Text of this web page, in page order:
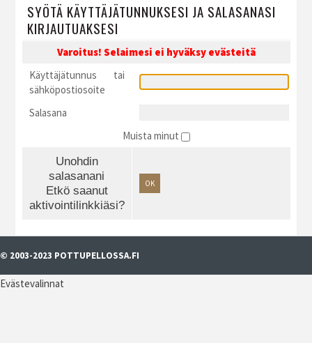
SYÖTÄ KÄYTTÄJÄTUNNUKSESI JA SALASANASI
KIRJAUTUAKSESI
Varoitus! Selaimesi ei hyväksy evästeitä
Käyttäjätunnus tai
sähköpostiosoite
Salasana
Muista minut
Unohdin
salasanani
Etkö saanut
aktivointilinkkiäsi?
OK
© 2003-2023 POTTUPELLOSSA.FI
Evästevalinnat